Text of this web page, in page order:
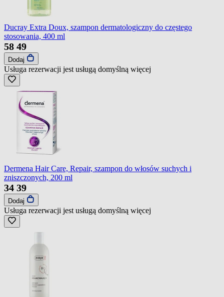
Ducray Extra Doux, szampon dermatologiczny do częstego
stosowania, 400 ml
58 49
Dodaj
Usługa rezerwacji jest usługą domyślną więcej
Dermena Hair Care, Repair, szampon do włosów suchych i
zniszczonych, 200 ml
34 39
Dodaj
Usługa rezerwacji jest usługą domyślną więcej